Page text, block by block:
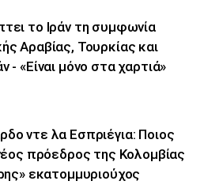
το Ιράν τη συμφωνία
Αραβίας, Τουρκίας και
- «Είναι μόνο στα χαρτιά»
ντε λα Εσπριέγια: Ποιος
πρόεδρος της Κολομβίας
εκατομμυριούχος